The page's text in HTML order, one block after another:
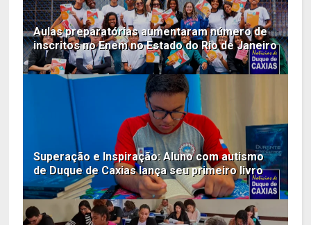
Aulas preparatórias aumentaram número de
inscritos no Enem no Estado do Rio de Janeiro
Superação e Inspiração: Aluno com autismo
de Duque de Caxias lança seu primeiro livro